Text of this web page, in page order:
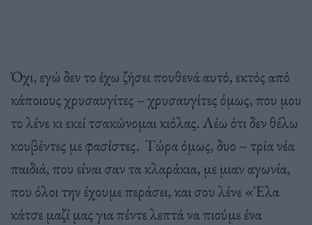
Όχι, εγώ δεν το έχω ζήσει πουθενά αυτό, εκτός από
κάποιους χρυσαυγίτες – χρυσαυγίτες όμως, που μου
το λένε κι εκεί τσακώνομαι κιόλας. Λέω ότι δεν θέλω
κουβέντες με φασίστες. Τώρα όμως, δυο – τρία νέα
παιδιά, που είναι σαν τα κλαράκια, με μιαν αγωνία,
που όλοι την έχουμε περάσει, και σου λένε «Έλα
κάτσε μαζί μας για πέντε λεπτά να πιούμε ένα